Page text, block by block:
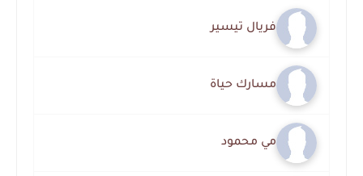
فريال تيسير
مسارك حياة
مي محمود